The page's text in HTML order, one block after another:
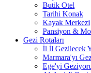
Butik Otel
Tarihi Konak
Kayak Merkezi
Pansiyon &
Gezi Rotaları
İl İl Gezilecek
Marmara'yı
Ege'yi